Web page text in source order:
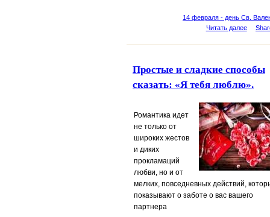
14 февраля - день Св.
Читать далее
Простые и сладкие способы
сказать: «Я тебя люблю».
Романтика идет
не только от
широких жестов
и диких
прокламаций
любви, но и от
мелких, повседневных действий,
показывают о заботе о вас вашего
партнера